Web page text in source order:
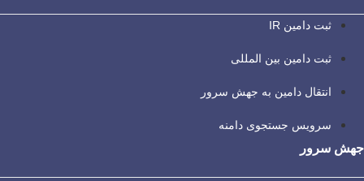
ثبت دامین IR
ثبت دامین بین المللی
انتقال دامین به جهش سرور
سرویس جستجوی دامنه
جهش سرور